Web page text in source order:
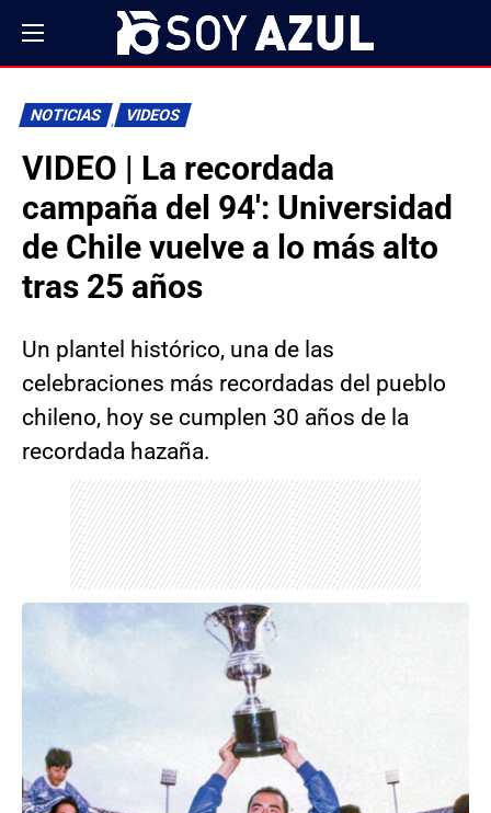
NOTICIAS VIDEOS
VIDEO | La recordada
campaña del 94′: Universidad
de Chile vuelve a lo más alto
tras 25 años
Un plantel histórico, una de las
celebraciones más recordadas del pueblo
chileno, hoy se cumplen 30 años de la
recordada hazaña.